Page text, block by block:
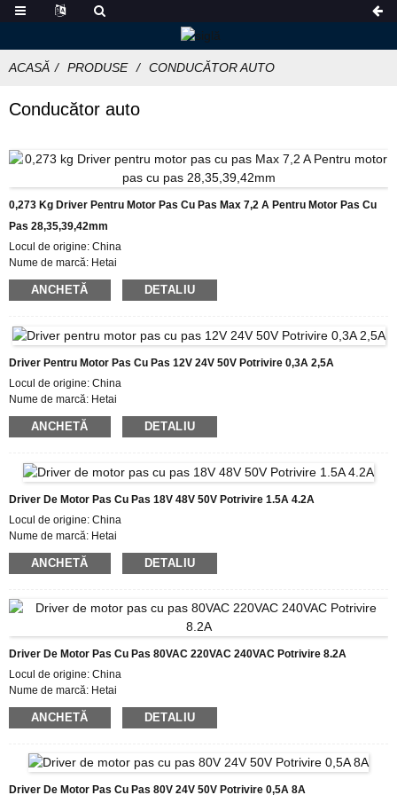
ACASĂ PRODUSE CONDUCĂTOR AUTO
Conducător auto
0,273 Kg Driver Pentru Motor Pas Cu Pas Max 7,2 A Pentru Motor Pas Cu
Pas 28,35,39,42mm
Locul de origine: China
Nume de marcă: Hetai
Certificare: CE ROHS ISO
Număr de model: HTD872
Detalii de ambalare: cutie cu cutie interioară de spumă, palet
Timp de livrare: 7~10 zile lucratoare
Condiții de plată: L/C, D/P, T/T, Western Union, MoneyGram
ANCHETĂ DETALIU
Driver Pentru Motor Pas Cu Pas 12V 24V 50V Potrivire 0,3A 2,5A
Locul de origine: China
Nume de marcă: Hetai
Certificare: CE ROHS ISO
Număr de model HTD525
Detalii de ambalare: cutie cu cutie interioară de spumă, palet
Timp de livrare: 7~10 zile lucratoare
Condiții de plată: L/C, D/P, T/T, Western Union, MoneyGram
ANCHETĂ DETALIU
Driver De Motor Pas Cu Pas 18V 48V 50V Potrivire 1.5A 4.2A
Locul de origine: China
Nume de marcă: Hetai
Certificare: CE ROHS ISO
Număr de model: HTD542
Detalii de ambalare: cutie cu cutie interioară de spumă, palet
Timp de livrare: 7~10 zile lucratoare
Condiții de plată: L/C, D/P, T/T, Western Union, MoneyGram
Capacitate de aprovizionare: 1000 buc/lună
ANCHETĂ DETALIU
Driver De Motor Pas Cu Pas 80VAC 220VAC 240VAC Potrivire 8.2A
Locul de origine: China
Nume de marcă: Hetai
Certificare: CE ROHS ISO
Număr de model: HTD872A
Detalii de ambalare: cutie cu cutie interioară de spumă, palet
Timp de livrare: 7~10 zile lucratoare
Condiții de plată: L/C, D/P, T/T, Western Union, MoneyGram
ANCHETĂ DETALIU
Driver De Motor Pas Cu Pas 80V 24V 50V Potrivire 0,5A 8A